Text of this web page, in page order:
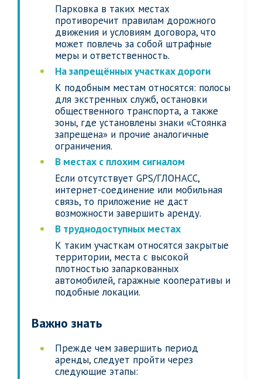
Парковка в таких местах
противоречит правилам дорожного
движения и условиям договора, что
может повлечь за собой штрафные
меры и ответственность.
На запрещённых участках дороги
К подобным местам относятся: полосы
для экстренных служб, остановки
общественного транспорта, а также
зоны, где установлены знаки «Стоянка
запрещена» и прочие аналогичные
ограничения.
В местах с плохим сигналом
Если отсутствует GPS/ГЛОНАСС,
интернет-соединение или мобильная
связь, то приложение не даст
возможности завершить аренду.
В труднодоступных местах
К таким участкам относятся закрытые
территории, места с высокой
плотностью запаркованных
автомобилей, гаражные кооперативы и
подобные локации.
Важно знать
Прежде чем завершить период
аренды, следует пройти через
следующие этапы: